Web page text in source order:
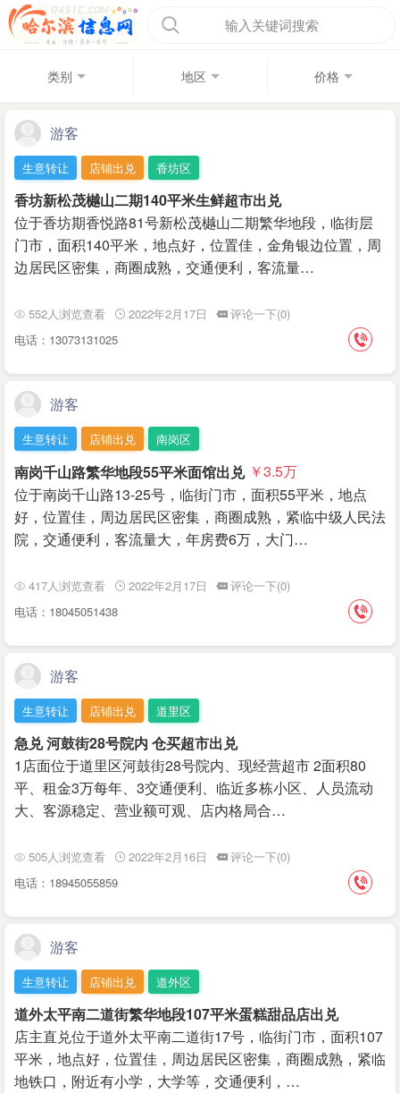
输入关键词搜索
类别 地区 价格
游客
生意转让 店铺出兑 香坊区
香坊新松茂樾山二期140平米生鲜超市出兑
位于香坊期香悦路81号新松茂樾山二期繁华地段，临街层
门市，面积140平米，地点好，位置佳，金角银边位置，周
边居民区密集，商圈成熟，交通便利，客流量…
552人浏览查看 2022年2月17日
评论一下(0)
电话：13073131025
游客
生意转让 店铺出兑 南岗区
南岗千山路繁华地段55平米面馆出兑 ￥3.5万
位于南岗千山路13-25号，临街门市，面积55平米，地点
好，位置佳，周边居民区密集，商圈成熟，紧临中级人民法
院，交通便利，客流量大，年房费6万，大门…
417人浏览查看 2022年2月17日
评论一下(0)
电话：18045051438
游客
生意转让 店铺出兑 道里区
急兑 河鼓街28号院内 仓买超市出兑
1店面位于道里区河鼓街28号院内、现经营超市 2面积80
平、租金3万每年、3交通便利、临近多栋小区、人员流动
大、客源稳定、营业额可观、店内格局合…
505人浏览查看 2022年2月16日
评论一下(0)
电话：18945055859
游客
生意转让 店铺出兑 道外区
道外太平南二道街繁华地段107平米蛋糕甜品店出兑
店主直兑位于道外太平南二道街17号，临街门市，面积107
平米，地点好，位置佳，周边居民区密集，商圈成熟，紧临
地铁口，附近有小学，大学等，交通便利，…